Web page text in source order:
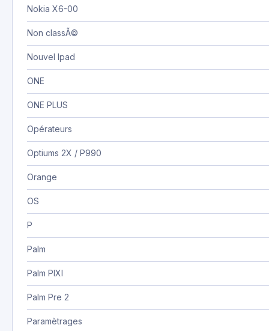
Nokia X6-00
Non classÃ©
Nouvel Ipad
ONE
ONE PLUS
Opérateurs
Optiums 2X / P990
Orange
OS
P
Palm
Palm PIXI
Palm Pre 2
Paramètrages